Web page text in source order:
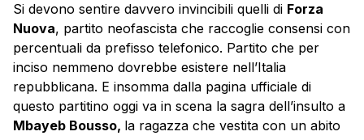
Si devono sentire davvero invincibili quelli di Forza
Nuova, partito neofascista che raccoglie consensi con
percentuali da prefisso telefonico. Partito che per
inciso nemmeno dovrebbe esistere nell’Italia
repubblicana. E insomma dalla pagina ufficiale di
questo partitino oggi va in scena la sagra dell’insulto a
Mbayeb Bousso, la ragazza che vestita con un abito